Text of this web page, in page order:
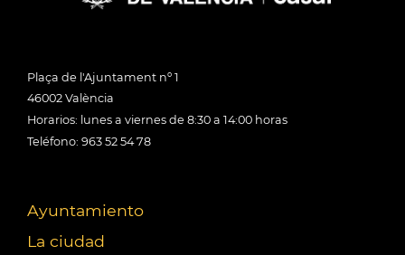
Plaça de l'Ajuntament nº 1
46002 València
Horarios: lunes a viernes de 8:30 a 14:00 horas
Teléfono: 963 52 54 78
Ayuntamiento
La ciudad